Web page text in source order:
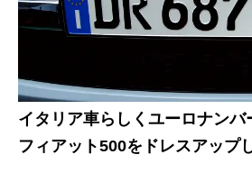
イタリア車らしくユーロナンバ
フィアット500をドレスアップ